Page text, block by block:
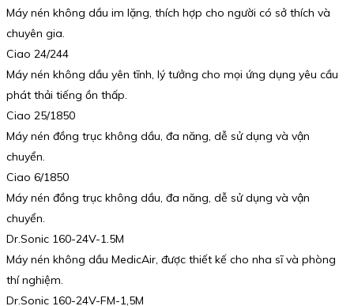
Máy nén không dầu im lặng, thích hợp cho người có sở thích và
chuyên gia.
Ciao 24/244
Máy nén không dầu yên tĩnh, lý tưởng cho mọi ứng dụng yêu cầu
phát thải tiếng ồn thấp.
Ciao 25/1850
Máy nén đồng trục không dầu, đa năng, dễ sử dụng và vận
chuyển.
Ciao 6/1850
Máy nén đồng trục không dầu, đa năng, dễ sử dụng và vận
chuyển.
Dr.Sonic 160-24V-1.5M
Máy nén không dầu MedicAir, được thiết kế cho nha sĩ và phòng
thí nghiệm.
Dr.Sonic 160-24V-FM-1,5M